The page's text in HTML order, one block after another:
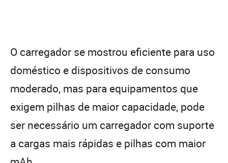
O carregador se mostrou eficiente para uso
doméstico e dispositivos de consumo
moderado, mas para equipamentos que
exigem pilhas de maior capacidade, pode
ser necessário um carregador com suporte
a cargas mais rápidas e pilhas com maior